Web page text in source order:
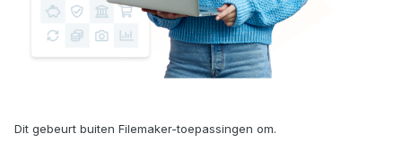
Dit gebeurt buiten Filemaker-toepassingen om.